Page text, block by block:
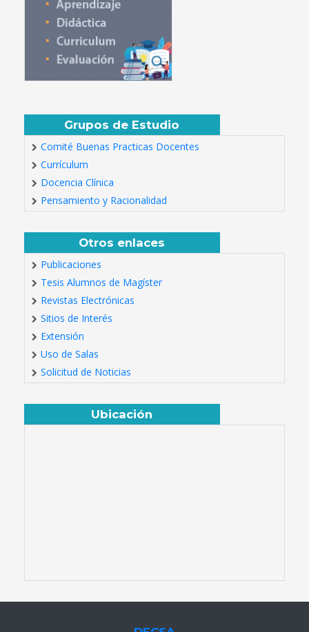
Grupos de Estudio
Comité Buenas Practicas Docentes
Currículum
Docencia Clínica
Pensamiento y Racionalidad
Otros enlaces
Publicaciones
Tesis Alumnos de Magíster
Revistas Electrónicas
Sitios de Interés
Extensión
Uso de Salas
Solicitud de Noticias
Ubicación